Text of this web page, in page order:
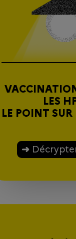
LES
LE POINT